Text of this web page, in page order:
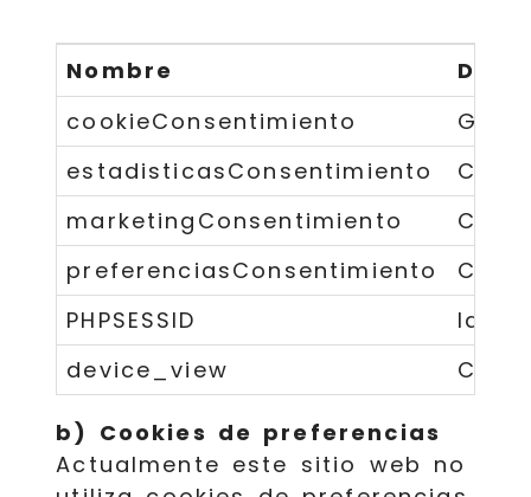
Nombre
cookieConsentimiento
estadisticasConsentimiento
marketingConsentimiento
preferenciasConsentimiento
PHPSESSID
device_view
b) Cookies de preferencias
Actualmente este sitio web no